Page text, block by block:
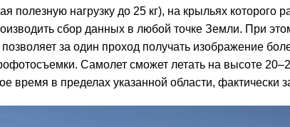
полезную нагрузку до 25 кг), на крыльях
сбор данных в любой точке Земли. При
за один проход получать изображение
Самолет сможет летать на высоте
время в пределах указанной области, фактически